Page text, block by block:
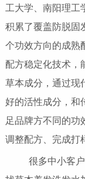
工大学、南阳理工
积累了覆盖防脱固
个功效方向的成熟
配方稳定化技术，
草本成分，通过现
好的活性成分，和
足品牌方不同的功
调整配方、完成打
很多中小客户